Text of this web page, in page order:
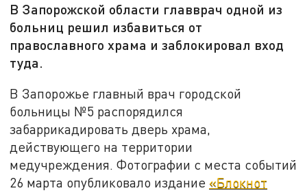
В Запорожской области главврач одной из
больниц решил избавиться от
православного храма и заблокировал вход
туда.
В Запорожье главный врач городской
больницы №5 распорядился
забаррикадировать дверь храма,
действующего на территории
медучреждения. Фотографии с места событий
26 марта опубликовало издание «Блокнот